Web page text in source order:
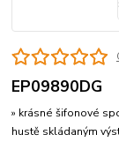
EP09890DG
» krásné šifonové
hustě skládaným